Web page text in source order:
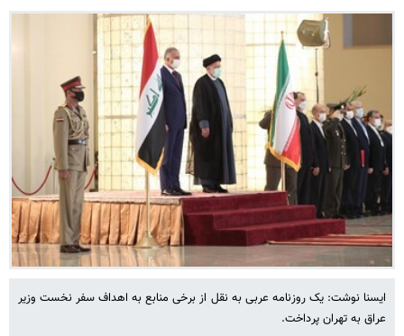
ایسنا نوشت: یک روزنامه عربی به نقل از برخی منابع به اهداف سفر نخست وزیر
عراق به تهران پرداخت.